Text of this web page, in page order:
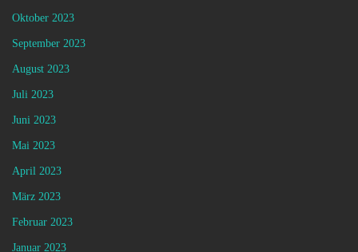
Oktober 2023
September 2023
August 2023
Juli 2023
Juni 2023
Mai 2023
April 2023
März 2023
Februar 2023
Januar 2023